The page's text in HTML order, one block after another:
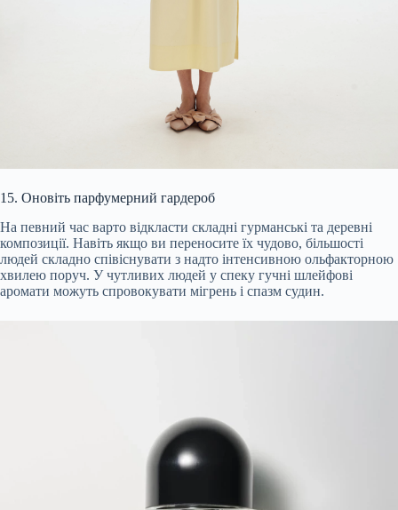
15. Оновіть парфумерний гардероб
На певний час варто відкласти складні гурманські та деревні
композиції. Навіть якщо ви переносите їх чудово, більшості
людей складно співіснувати з надто інтенсивною ольфакторною
хвилею поруч. У чутливих людей у спеку гучні шлейфові
аромати можуть спровокувати мігрень і спазм судин.